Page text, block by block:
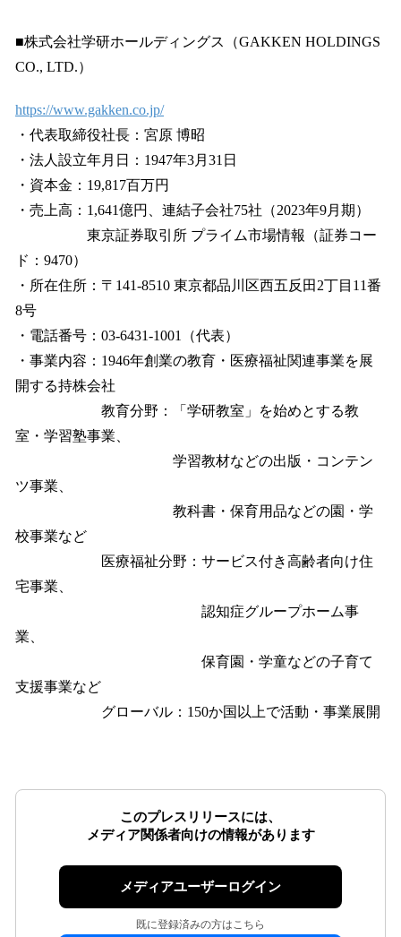
■株式会社学研ホールディングス（GAKKEN HOLDINGS
CO., LTD.）
https://www.gakken.co.jp/
・代表取締役社長：宮原 博昭
・法人設立年月日：1947年3月31日
・資本金：19,817百万円
・売上高：1,641億円、連結子会社75社（2023年9月期）
東京証券取引所 プライム市場情報（証券コー
ド：9470）
・所在住所：〒141-8510 東京都品川区西五反田2丁目11番
8号
・電話番号：03-6431-1001（代表）
・事業内容：1946年創業の教育・医療福祉関連事業を展
開する持株会社
教育分野：「学研教室」を始めとする教
室・学習塾事業、
学習教材などの出版・コンテン
ツ事業、
教科書・保育用品などの園・学
校事業など
医療福祉分野：サービス付き高齢者向け住
宅事業、
認知症グループホーム事
業、
保育園・学童などの子育て
支援事業など
グローバル：150か国以上で活動・事業展開
このプレスリリースには、
メディア関係者向けの情報があります
メディアユーザーログイン
既に登録済みの方はこちら